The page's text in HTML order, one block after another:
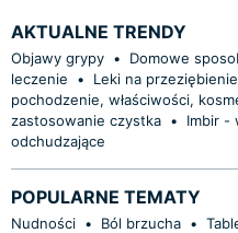
AKTUALNE TRENDY
Objawy grypy • Domowe
leczenie
• Leki na przeziębienie
pochodzenie, właściwości,
zastosowanie czystka •
Imbir -
odchudzające
POPULARNE TEMATY
Nudności • Ból brzucha •